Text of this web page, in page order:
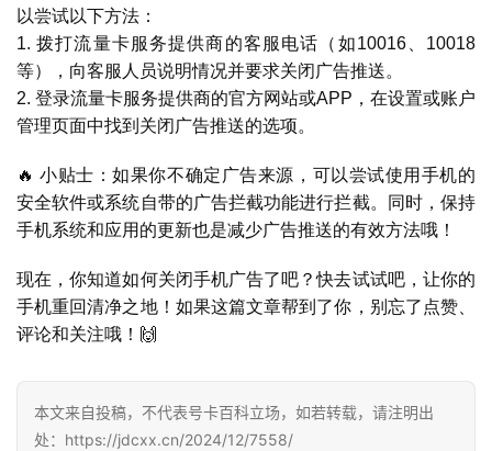
页
号
卡
百
防
诈
知
识
业
资
讯
投稿
以尝试以下方法：
1. 拨打流量卡服务提供商的客服电话（如10016、10018
等），向客服人员说明情况并要求关闭广告推送。
2. 登录流量卡服务提供商的官方网站或APP，在设置或账户
管理页面中找到关闭广告推送的选项。
🔥 小贴士：如果你不确定广告来源，可以尝试使用手机的
安全软件或系统自带的广告拦截功能进行拦截。同时，保持
手机系统和应用的更新也是减少广告推送的有效方法哦！
现在，你知道如何关闭手机广告了吧？快去试试吧，让你的
手机重回清净之地！如果这篇文章帮到了你，别忘了点赞、
评论和关注哦！🙌
本文来自投稿，不代表号卡百科立场，如若转载，请注明出
处：https://jdcxx.cn/2024/12/7558/